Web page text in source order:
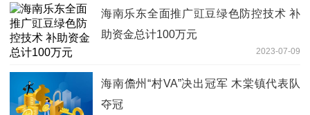
海南乐东全面推广豇豆绿色防控技术 补
助资金总计100万元
2023-07-09
海南儋州“村VA”决出冠军 木棠镇代表队
夺冠